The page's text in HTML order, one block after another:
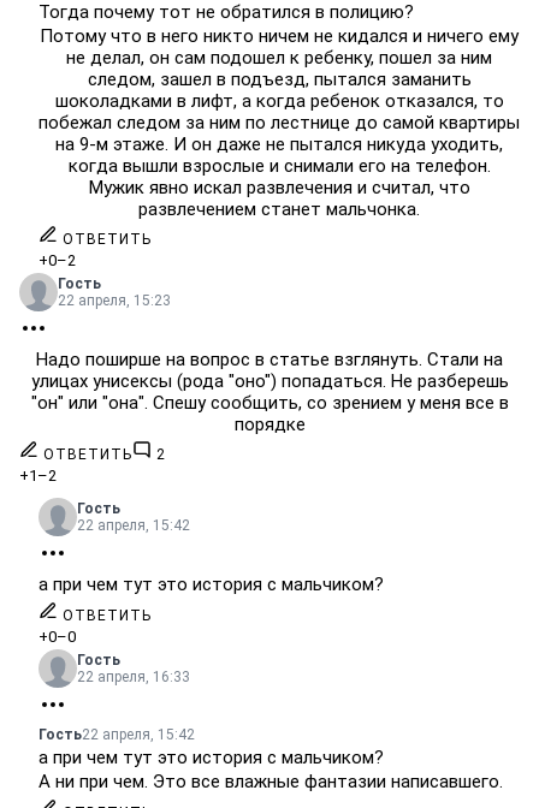
Тогда почему тот не обратился в полицию?
Потому что в него никто ничем не кидался и ничего ему
не делал, он сам подошел к ребенку, пошел за ним
следом, зашел в подъезд, пытался заманить
шоколадками в лифт, а когда ребенок отказался, то
побежал следом за ним по лестнице до самой квартиры
на 9-м этаже. И он даже не пытался никуда уходить,
когда вышли взрослые и снимали его на телефон.
Мужик явно искал развлечения и считал, что
развлечением станет мальчонка.
ОТВЕТИТЬ
+0–2
Гость
22 апреля, 15:23
Надо поширше на вопрос в статье взглянуть. Стали на
улицах унисексы (рода "оно") попадаться. Не разберешь
"он" или "она". Спешу сообщить, со зрением у меня все в
порядке
ОТВЕТИТЬ 2
+1 –2
Гость
22 апреля, 15:42
а при чем тут это история с мальчиком?
ОТВЕТИТЬ
+0–0
Гость
22 апреля, 16:33
Гость22 апреля, 15:42
а при чем тут это история с мальчиком?
А ни при чем. Это все влажные фантазии написавшего.